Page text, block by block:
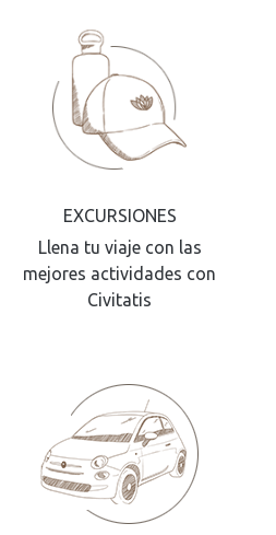
EXCURSIONES
Llena tu viaje con las
mejores actividades con
Civitatis